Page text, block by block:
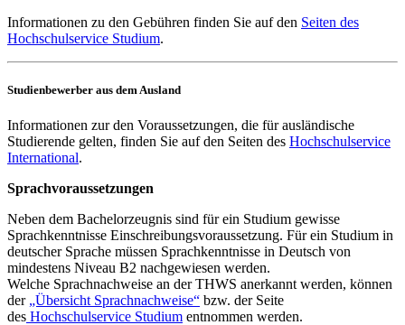
Informationen zu den Gebühren finden Sie auf den Seiten des
Hochschulservice Studium.
Studienbewerber aus dem Ausland
Informationen zur den Voraussetzungen, die für ausländische
Studierende gelten, finden Sie auf den Seiten des Hochschulservice
International.
Sprachvoraussetzungen
Neben dem Bachelorzeugnis sind für ein Studium gewisse
Sprachkenntnisse Einschreibungsvoraussetzung. Für ein Studium in
deutscher Sprache müssen Sprachkenntnisse in Deutsch von
mindestens Niveau B2 nachgewiesen werden.
Welche Sprachnachweise an der THWS anerkannt werden, können
der „Übersicht Sprachnachweise“ bzw. der Seite
des Hochschulservice Studium entnommen werden.